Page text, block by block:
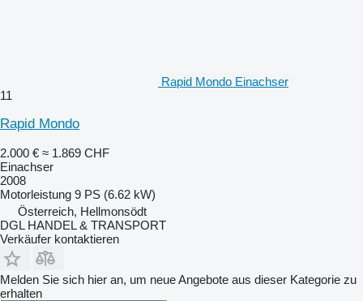
Rapid Mondo Einachser
11
Rapid Mondo
2.000 € ≈ 1.869 CHF
Einachser
2008
Motorleistung 9 PS (6.62 kW)
Österreich, Hellmonsödt
DGL HANDEL & TRANSPORT
Verkäufer kontaktieren
Melden Sie sich hier an, um neue Angebote aus dieser Kategorie zu
erhalten